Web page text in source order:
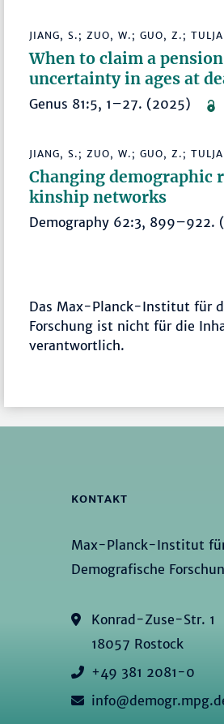
JIANG, S.; ZUO, W.; GUO, Z.;
When to claim a
uncertainty in ages at
Genus 81:5, 1–27. (2025)
JIANG, S.; ZUO, W.; GUO, Z.;
Changing demographic
kinship networks
Demography 62:3,
Das Max-Planck-Institut für
Forschung ist nicht für die
verantwortlich.
KONTAKT
Max-Planck-Institut
Demografische
Konrad-Zuse-Str. 1
18057 Rostock
+49 381 2081-0